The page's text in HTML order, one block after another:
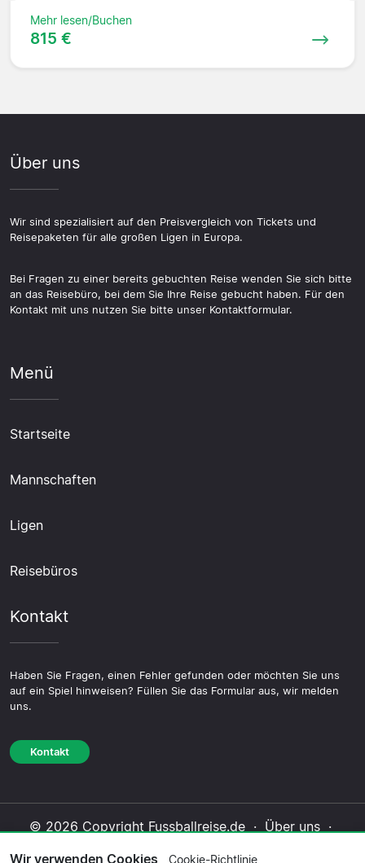
Mehr lesen/Buchen
815 €
Über uns
Wir sind spezialisiert auf den Preisvergleich von Tickets und
Reisepaketen für alle großen Ligen in Europa.
Bei Fragen zu einer bereits gebuchten Reise wenden Sie sich bitte
an das Reisebüro, bei dem Sie Ihre Reise gebucht haben. Für den
Kontakt mit uns nutzen Sie bitte unser Kontaktformular.
Menü
Startseite
Mannschaften
Ligen
Reisebüros
Kontakt
Haben Sie Fragen, einen Fehler gefunden oder möchten Sie uns
auf ein Spiel hinweisen? Füllen Sie das Formular aus, wir melden
uns.
Kontakt
© 2026 Copyright Fussballreise.de · Über uns ·
Wir verwenden Cookies Cookie-Richtlinie